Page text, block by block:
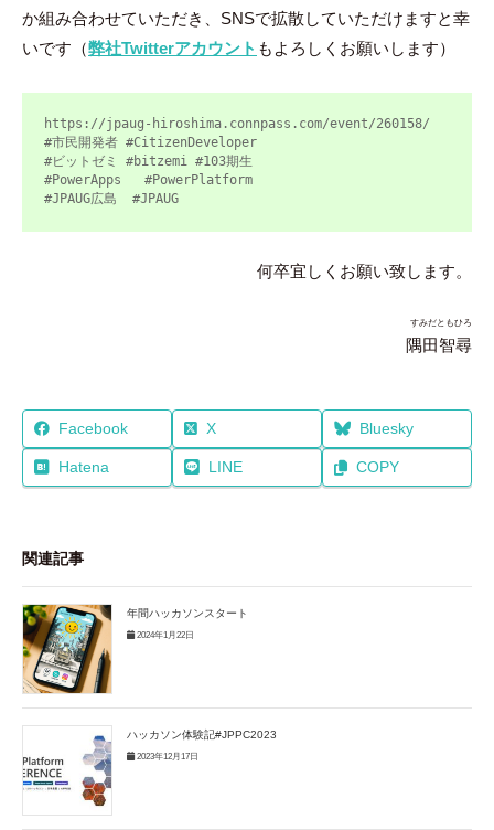
か組み合わせていただき、SNSで拡散していただけますと幸
いです（弊社Twitterアカウント もよろしくお願いします）
https://jpaug-hiroshima.connpass.com/event/260158/
#市民開発者 #CitizenDeveloper
#ビットゼミ #bitzemi #103期生
#PowerApps   #PowerPlatform
#JPAUG広島  #JPAUG
何卒宜しくお願い致します。
すみだともひろ
隅田智尋
Facebook X Bluesky
Hatena LINE COPY
関連記事
年間ハッカソンスタート
2024年1月22日
ハッカソン体験記#JPPC2023
2023年12月17日